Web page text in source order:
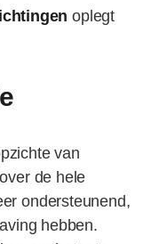
oplegt
van
de hele
ondersteunend,
hebben.